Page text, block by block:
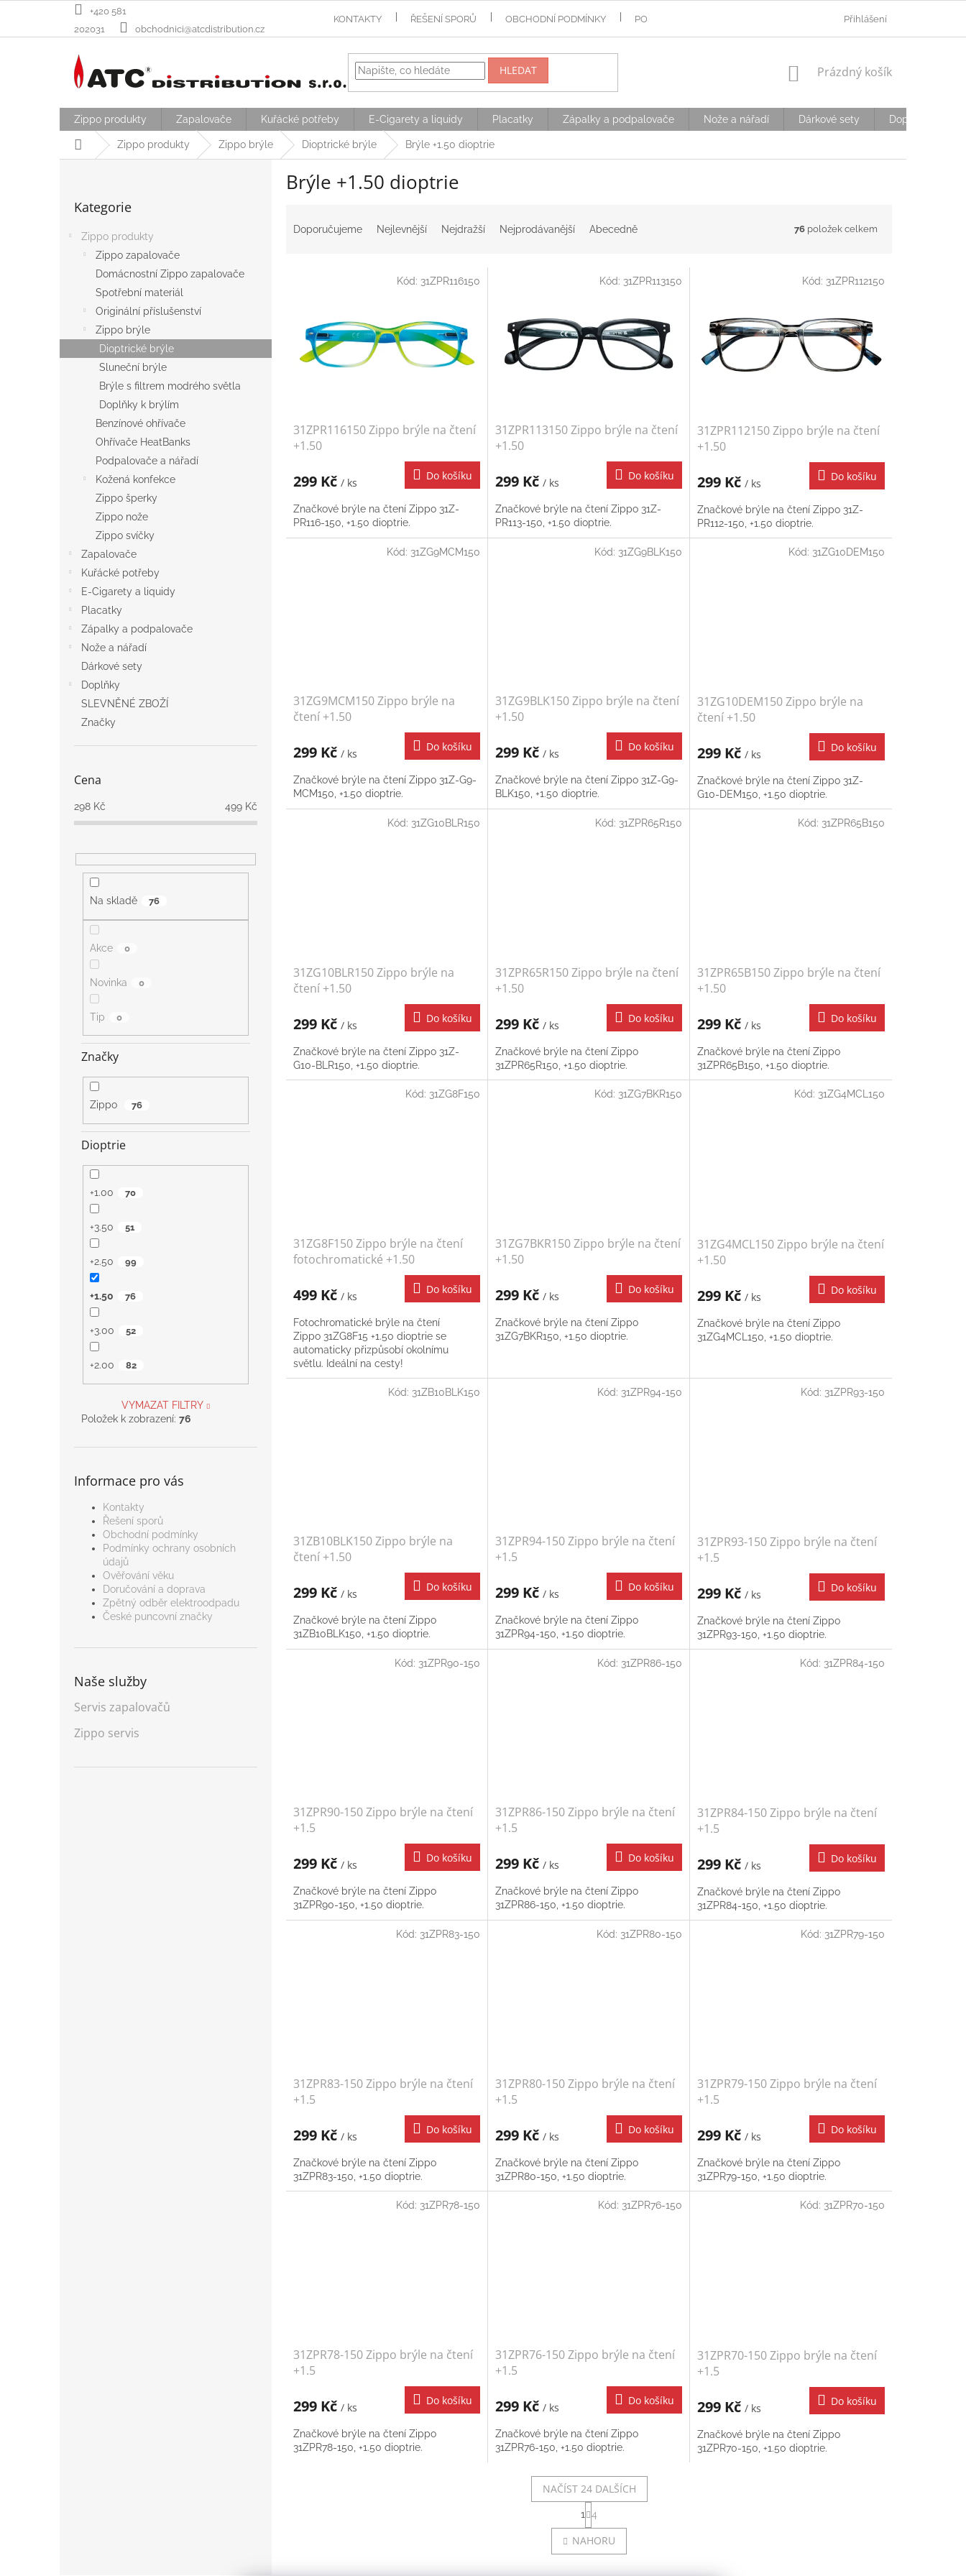
+420 581
202031
obchodnici@atcdistribution.cz
KONTAKTY ŘEŠENÍ SPORŮ OBCHODNÍ PODMÍNKY PODMÍNKY OCHRANY OSOBNÍCH ÚDAJŮ OVĚŘOVÁNÍ VĚKU
Přihlášení
HLEDAT
NÁKUPNÍ
Prázdný košík
Zippo produkty Zapalovače Kuřácké potřeby E-Cigarety a liquidy Placatky Zápalky a podpalovače Nože a nářadí Dárkové sety Doplňky
Domů Zippo produkty Zippo brýle Dioptrické brýle Brýle +1.50 dioptrie
n
e
kategorie
Kategorie
Zippo produkty
Zippo zapalovače
Domácnostní Zippo zapalovače
Spotřební materiál
Originální příslušenství
Zippo brýle
Dioptrické brýle
Sluneční brýle
Brýle s filtrem modrého světla
Doplňky k brýlím
Benzínové ohřívače
Ohřívače HeatBanks
Podpalovače a nářadí
Kožená konfekce
Zippo šperky
Zippo nože
Zippo svíčky
Zapalovače
Kuřácké potřeby
E-Cigarety a liquidy
Placatky
Zápalky a podpalovače
Nože a nářadí
Dárkové sety
Doplňky
SLEVNĚNÉ ZBOŽÍ
Značky
Cena
298 Kč 499 Kč
Na skladě 76
Akce 0
Novinka 0
Tip 0
Značky
Zippo 76
Dioptrie
+1.00 70
+3.50 51
+2.50 99
+1.50 76
+3.00 52
+2.00 82
VYMAZAT FILTRY
Položek k zobrazení: 76
Informace pro vás
Kontakty
Řešení sporů
Obchodní podmínky
Podmínky ochrany osobních
údajů
Ověřování věku
Doručování a doprava
Zpětný odběr elektroodpadu
České puncovní značky
Naše služby
Servis zapalovačů
Zippo servis
Brýle +1.50 dioptrie
Doporučujeme Nejlevnější Nejdražší Nejprodávanější Abecedně 76 položek celkem
31ZPR116150 Zippo brýle na čtení
+1.50
299 Kč / ks
Do košíku
Značkové brýle na čtení Zippo 31Z-
PR116-150, +1.50 dioptrie.
Kód: 31ZPR116150
31ZPR113150 Zippo brýle na čtení
+1.50
299 Kč / ks
Do košíku
Značkové brýle na čtení Zippo 31Z-
PR113-150, +1.50 dioptrie.
Kód: 31ZPR113150
31ZPR112150 Zippo brýle na čtení
+1.50
299 Kč / ks
Do košíku
Značkové brýle na čtení Zippo 31Z-
PR112-150, +1.50 dioptrie.
Kód: 31ZPR112150
31ZG9MCM150 Zippo brýle na
čtení +1.50
299 Kč / ks
Do košíku
Značkové brýle na čtení Zippo 31Z-G9-
MCM150, +1.50 dioptrie.
Kód: 31ZG9MCM150
31ZG9BLK150 Zippo brýle na čtení
+1.50
299 Kč / ks
Do košíku
Značkové brýle na čtení Zippo 31Z-G9-
BLK150, +1.50 dioptrie.
Kód: 31ZG9BLK150
31ZG10DEM150 Zippo brýle na
čtení +1.50
299 Kč / ks
Do košíku
Značkové brýle na čtení Zippo 31Z-
G10-DEM150, +1.50 dioptrie.
Kód: 31ZG10DEM150
31ZG10BLR150 Zippo brýle na
čtení +1.50
299 Kč / ks
Do košíku
Značkové brýle na čtení Zippo 31Z-
G10-BLR150, +1.50 dioptrie.
Kód: 31ZG10BLR150
31ZPR65R150 Zippo brýle na čtení
+1.50
299 Kč / ks
Do košíku
Značkové brýle na čtení Zippo
31ZPR65R150, +1.50 dioptrie.
Kód: 31ZPR65R150
31ZPR65B150 Zippo brýle na čtení
+1.50
299 Kč / ks
Do košíku
Značkové brýle na čtení Zippo
31ZPR65B150, +1.50 dioptrie.
Kód: 31ZPR65B150
31ZG8F150 Zippo brýle na čtení
fotochromatické +1.50
499 Kč / ks
Do košíku
Fotochromatické brýle na čtení
Zippo 31ZG8F15 +1.50 dioptrie se
automaticky přizpůsobí okolnímu
světlu. Ideální na cesty!
Kód: 31ZG8F150
31ZG7BKR150 Zippo brýle na čtení
+1.50
299 Kč / ks
Do košíku
Značkové brýle na čtení Zippo
31ZG7BKR150, +1.50 dioptrie.
Kód: 31ZG7BKR150
31ZG4MCL150 Zippo brýle na čtení
+1.50
299 Kč / ks
Do košíku
Značkové brýle na čtení Zippo
31ZG4MCL150, +1.50 dioptrie.
Kód: 31ZG4MCL150
31ZB10BLK150 Zippo brýle na
čtení +1.50
299 Kč / ks
Do košíku
Značkové brýle na čtení Zippo
31ZB10BLK150, +1.50 dioptrie.
Kód: 31ZB10BLK150
31ZPR94-150 Zippo brýle na čtení
+1.5
299 Kč / ks
Do košíku
Značkové brýle na čtení Zippo
31ZPR94-150, +1.50 dioptrie.
Kód: 31ZPR94-150
31ZPR93-150 Zippo brýle na čtení
+1.5
299 Kč / ks
Do košíku
Značkové brýle na čtení Zippo
31ZPR93-150, +1.50 dioptrie.
Kód: 31ZPR93-150
31ZPR90-150 Zippo brýle na čtení
+1.5
299 Kč / ks
Do košíku
Značkové brýle na čtení Zippo
31ZPR90-150, +1.50 dioptrie.
Kód: 31ZPR90-150
31ZPR86-150 Zippo brýle na čtení
+1.5
299 Kč / ks
Do košíku
Značkové brýle na čtení Zippo
31ZPR86-150, +1.50 dioptrie.
Kód: 31ZPR86-150
31ZPR84-150 Zippo brýle na čtení
+1.5
299 Kč / ks
Do košíku
Značkové brýle na čtení Zippo
31ZPR84-150, +1.50 dioptrie.
Kód: 31ZPR84-150
31ZPR83-150 Zippo brýle na čtení
+1.5
299 Kč / ks
Do košíku
Značkové brýle na čtení Zippo
31ZPR83-150, +1.50 dioptrie.
Kód: 31ZPR83-150
31ZPR80-150 Zippo brýle na čtení
+1.5
299 Kč / ks
Do košíku
Značkové brýle na čtení Zippo
31ZPR80-150, +1.50 dioptrie.
Kód: 31ZPR80-150
31ZPR79-150 Zippo brýle na čtení
+1.5
299 Kč / ks
Do košíku
Značkové brýle na čtení Zippo
31ZPR79-150, +1.50 dioptrie.
Kód: 31ZPR79-150
31ZPR78-150 Zippo brýle na čtení
+1.5
299 Kč / ks
Do košíku
Značkové brýle na čtení Zippo
31ZPR78-150, +1.50 dioptrie.
Kód: 31ZPR78-150
31ZPR76-150 Zippo brýle na čtení
+1.5
299 Kč / ks
Do košíku
Značkové brýle na čtení Zippo
31ZPR76-150, +1.50 dioptrie.
Kód: 31ZPR76-150
31ZPR70-150 Zippo brýle na čtení
+1.5
299 Kč / ks
Do košíku
Značkové brýle na čtení Zippo
31ZPR70-150, +1.50 dioptrie.
Kód: 31ZPR70-150
O
v
l
NAČÍST 24 DALŠÍCH
S
t
r
á
n
1 4
NAHORU